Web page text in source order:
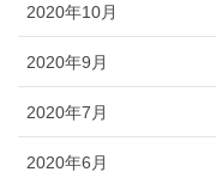
2020年10月
2020年9月
2020年7月
2020年6月